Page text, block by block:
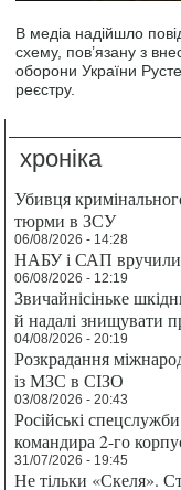
В медіа надійшло
схему, пов’язану з
оборони України
реєстру.
хроніка
Убивця
тюрми в ЗСУ
06/08/2026 - 14:28
НАБУ і САП вручили
06/08/2026 - 12:19
Звичайнісіньке
й надалі знищувати
04/08/2026 - 20:19
Розкрадання
із МЗС в СІЗО
03/08/2026 - 20:43
Російські
командира 2-го
31/07/2026 - 19:45
Не тільки «Скеля».